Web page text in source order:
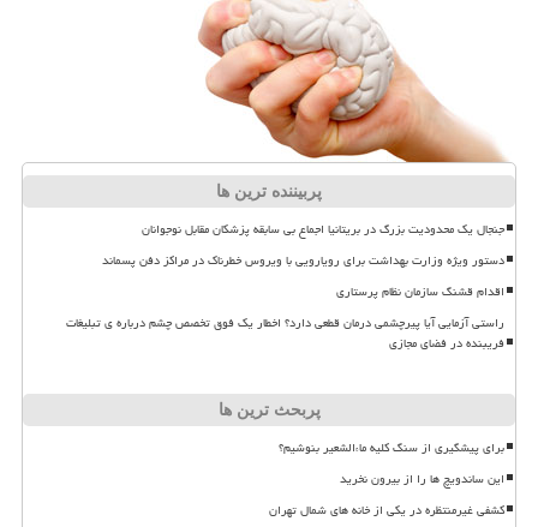
پربیننده ترین ها
جنجال یک محدودیت بزرگ در بریتانیا اجماع بی سابقه پزشکان مقابل نوجوانان
دستور ویژه وزارت بهداشت برای رویارویی با ویروس خطرناک در مراکز دفن پسماند
اقدام قشنگ سازمان نظام پرستاری
راستی آزمایی آیا پیرچشمی درمان قطعی دارد؟ اخطار یک فوق تخصص چشم درباره ی تبلیغات
فریبنده در فضای مجازی
پربحث ترین ها
برای پیشگیری از سنگ کلیه ماءالشعیر بنوشیم؟
این ساندویچ ها را از بیرون نخرید
کشفی غیرمنتظره در یکی از خانه های شمال تهران